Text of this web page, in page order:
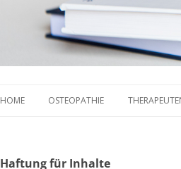
HOME OSTEOPATHIE
KOSTENERSTATTUNG
Haftung für Inhalte